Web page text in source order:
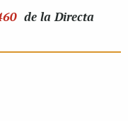
de la Directa